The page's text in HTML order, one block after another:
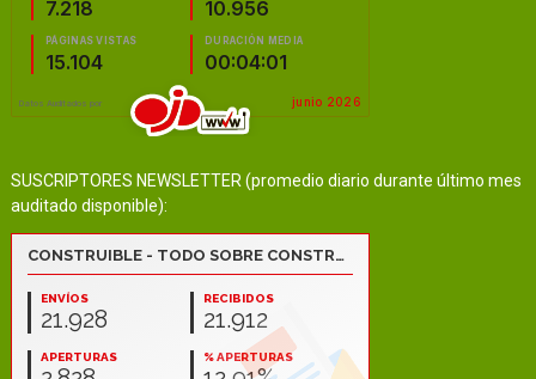
SUSCRIPTORES NEWSLETTER (promedio diario durante último mes
auditado disponible):